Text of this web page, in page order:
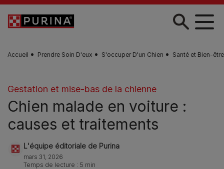
Skip to main content
Accueil Prendre Soin D'eux S'occuper D'un Chien Santé et Bien-
Gestation et mise-bas de la chienne
Chien malade en voiture :
causes et traitements
L'équipe éditoriale de Purina
mars 31, 2026
Temps de lecture : 5 min